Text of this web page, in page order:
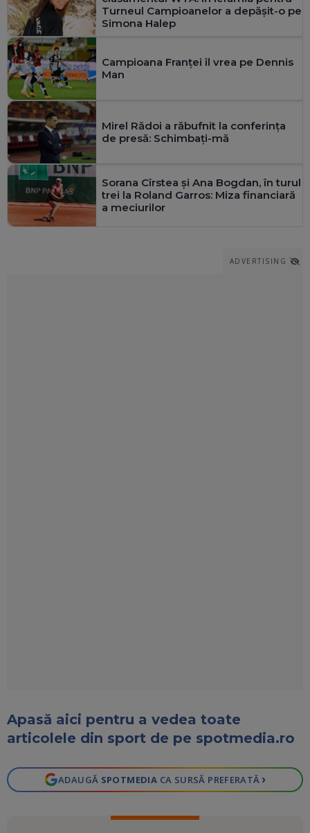
Turneul Campioanelor a depășit-o pe
Simona Halep
Campioana Franței îl vrea pe Dennis
Man
Mirel Rădoi a răbufnit la conferința
de presă: Schimbați-mă
Sorana Cîrstea și Ana Bogdan, în turul
trei la Roland Garros: Miza financiară
a meciurilor
ADVERTISING
Apasă aici pentru a vedea toate
articolele din sport de pe spotmedia.ro
ADAUGĂ SPOTMEDIA CA SURSĂ PREFERATĂ ›